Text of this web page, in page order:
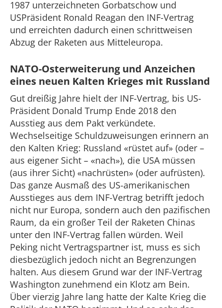
1987 unterzeichneten Gorbatschow und
USPräsident Ronald Reagan den INF-Vertrag
und erreichten dadurch einen schrittweisen
Abzug der Raketen aus Mitteleuropa.
NATO-Osterweiterung und Anzeichen
eines neuen Kalten Krieges mit Russland
Gut dreißig Jahre hielt der INF-Vertrag, bis US-
Präsident Donald Trump Ende 2018 den
Ausstieg aus dem Pakt verkündete.
Wechselseitige Schuldzuweisungen erinnern an
den Kalten Krieg: Russland «rüstet auf» (oder –
aus eigener Sicht – «nach»), die USA müssen
(aus ihrer Sicht) «nachrüsten» (oder aufrüsten).
Das ganze Ausmaß des US-amerikanischen
Ausstieges aus dem INF-Vertrag betrifft jedoch
nicht nur Europa, sondern auch den pazifischen
Raum, da ein großer Teil der Raketen Chinas
unter den INF-Vertrag fallen würden. Weil
Peking nicht Vertragspartner ist, muss es sich
diesbezüglich jedoch nicht an Begrenzungen
halten. Aus diesem Grund war der INF-Vertrag
Washington zunehmend ein Klotz am Bein.
Über vierzig Jahre lang hatte der Kalte Krieg die